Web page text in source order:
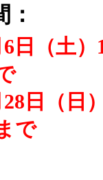
日（土
日（日
で